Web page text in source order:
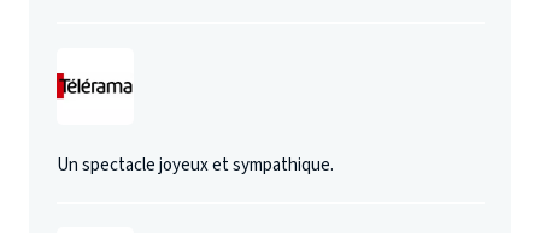
Un spectacle joyeux et sympathique.